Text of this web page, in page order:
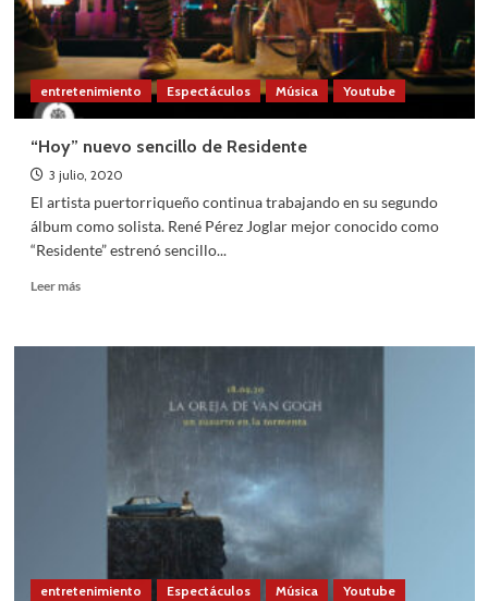
entretenimiento Espectáculos Música Youtube
“Hoy” nuevo sencillo de Residente
3 julio, 2020
El artista puertorriqueño continua trabajando en su segundo
álbum como solista. René Pérez Joglar mejor conocido como
“Residente” estrenó sencillo...
Leer másLeer
“Hoy”
entretenimiento Espectáculos Música Youtube